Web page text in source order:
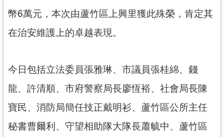
市
府
網
隱
私
政
幣6萬元，本次由蘆竹區上興里獲此殊榮，肯定其
在治安維護上的卓越表現。
今日包括立法委員張雅琳、市議員張桂綿、錢
龍、許清順、市府警察局長廖恆裕、社會局長陳
寶民、消防局簡任技正戴明衫、蘆竹區公所主任
秘書曹爾利、守望相助隊大隊長蕭毓中、蘆竹區